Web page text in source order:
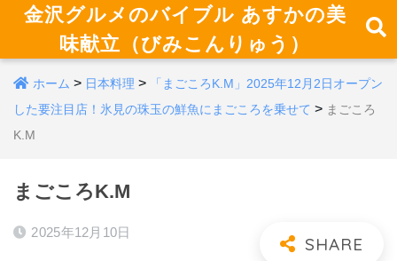
金沢グルメのバイブル あすかの美
味献立（びみこんりゅう）
ホーム > 日本料理 >
「まごころK.M」2025年12月2日オープン
した要注目店！氷見の珠玉の鮮魚にまごころを乗せて > まごころ
K.M
まごころK.M
2025年12月10日